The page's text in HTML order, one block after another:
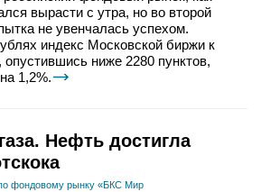
вырасти с утра, но во второй
не увенчалась успехом.
индекс Московской биржи к
опустившись ниже 2280 пунктов,
1,2%.
Нефть достигла
фондовому рынку «БКС Мир